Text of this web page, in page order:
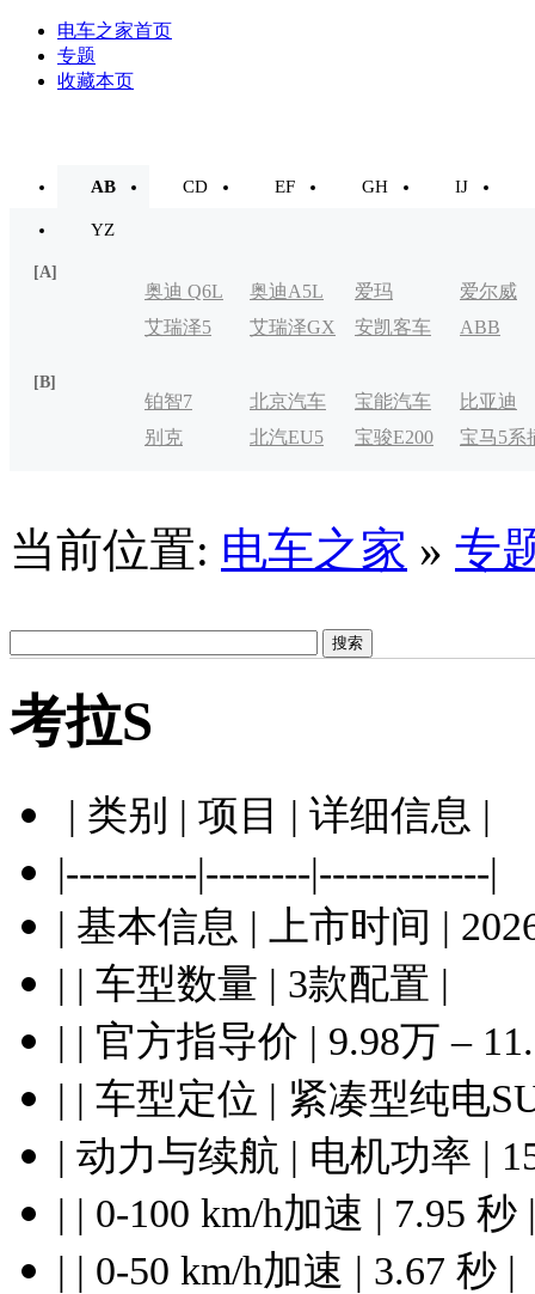
电车之家首页
专题
收藏本页
AB CD EF GH IJ
YZ
[A]
奥迪 Q6L
e-tron
奥迪A5L 爱玛
爱尔威
艾瑞泽5
艾瑞泽GX 安凯客车 ABB
[B]
铂智7 北京汽车
制造厂
宝能汽车
比亚迪
别克
北汽EU5 宝骏E200 宝马5系
当前位置: 电车之家 » 专
考拉S
| 类别 | 项目 | 详细信息 |
|----------|--------|-------------|
| 基本信息 | 上市时间 |
| | 车型数量 | 3款配置 |
| | 官方指导价 | 9.98万 –
| | 车型定位 | 紧凑型纯电
| 动力与续航 | 电机功率 |
| | 0-100 km/h加速 | 7.95 秒 |
| | 0-50 km/h加速 | 3.67 秒 |